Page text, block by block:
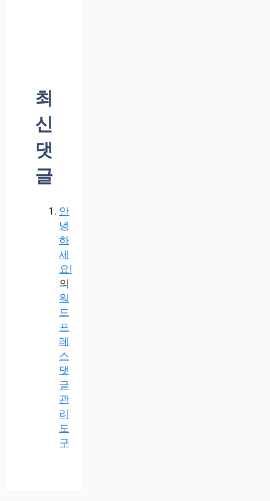
최
신
댓
글
안
녕
하
세
요!
의
워
드
프
레
스
댓
글
관
리
도
구